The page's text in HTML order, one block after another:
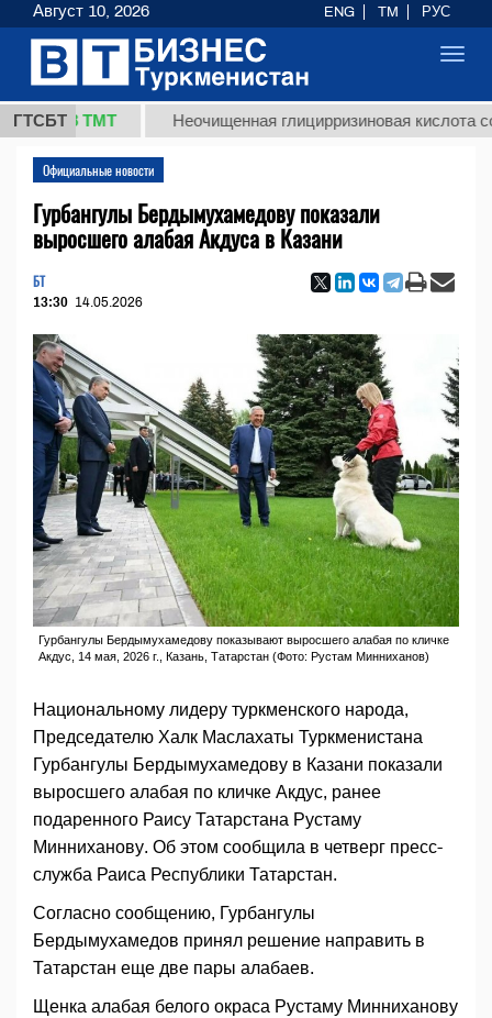
ГТСБТ
ТМТ Неочищенная глицирризиновая кислота
Официальные новости
Гурбангулы Бердымухамедову показали
выросшего алабая Акдуса в Казани
БТ
13:30 14.05.2026
Гурбангулы Бердымухамедову показывают выросшего алабая по кличке
Акдус, 14 мая, 2026 г., Казань, Татарстан (Фото: Рустам Минниханов)
Национальному лидеру туркменского народа,
Председателю Халк Маслахаты Туркменистана
Гурбангулы Бердымухамедову в Казани показали
выросшего алабая по кличке Акдус, ранее
подаренного Раису Татарстана Рустаму
Минниханову. Об этом сообщила в четверг пресс-
служба Раиса Республики Татарстан.
Согласно сообщению, Гурбангулы
Бердымухамедов принял решение направить в
Татарстан еще две пары алабаев.
Щенка алабая белого окраса Рустаму Минниханову
Август 10, 2026 ENG TM РУС